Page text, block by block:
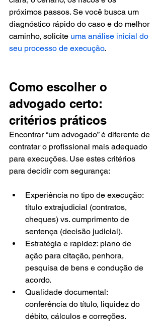
próximos passos. Se você busca um
diagnóstico rápido do caso e do melhor
caminho, solicite uma análise inicial do
seu processo de execução.
Como escolher o
advogado certo:
critérios práticos
Encontrar “um advogado” é diferente de
contratar o profissional mais adequado
para execuções. Use estes critérios
para decidir com segurança:
Experiência no tipo de execução:
título extrajudicial (contratos,
cheques) vs. cumprimento de
sentença (decisão judicial).
Estratégia e rapidez: plano de
ação para citação, penhora,
pesquisa de bens e condução de
acordo.
Qualidade documental:
conferência do título, liquidez do
débito, cálculos e correções.